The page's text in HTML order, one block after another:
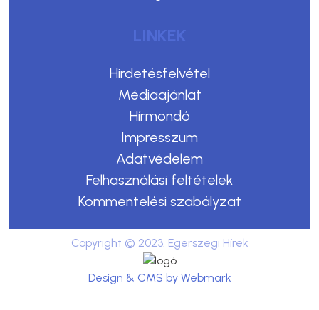
LINKEK
Hirdetésfelvétel
Médiaajánlat
Hírmondó
Impresszum
Adatvédelem
Felhasználási feltételek
Kommentelési szabályzat
Copyright © 2023. Egerszegi Hírek
Design & CMS by Webmark